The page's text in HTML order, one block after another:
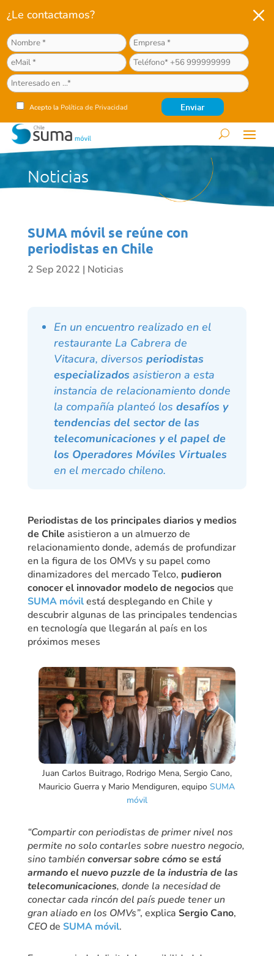
¿Le contactamos?
Acepto la Política de Privacidad
M
Noticias
SUMA móvil se reúne con
periodistas en Chile
2 Sep 2022 | Noticias
En un encuentro realizado en el
restaurante La Cabrera de
Vitacura, diversos periodistas
especializadosasistieron a esta
instancia de relacionamiento donde
la compañía planteó los desafíos y
tendencias del sector de las
telecomunicaciones y el papel de
los Operadores Móviles Virtuales
en el mercado chileno.
Periodistas de los principales diarios y medios
de Chile asistieron a un almuerzo de
relacionamiento donde, además de profundizar
en la figura de los OMVs y su papel como
dinamizadores del mercado Telco, pudieron
conocer el innovador modelo de negociosque
SUMA móvilestá desplegando en Chile y
descubrir algunas de las principales tendencias
en tecnología que llegarán al país en los
próximos meses
Juan Carlos Buitrago, Rodrigo Mena, Sergio Cano,
Mauricio Guerra y Mario Mendiguren, equipoSUMA
móvil
“Compartir con periodistas de primer nivel nos
permite no solo contarles sobre nuestro negocio,
sino tambiénconversar sobre cómo se está
armando el nuevo puzzle de la industria de las
telecomunicaciones, donde la necesidad de
conectar cada rincón del país puede tener un
gran aliado en los OMVs”, explica Sergio Cano,
CEOde SUMA móvil.